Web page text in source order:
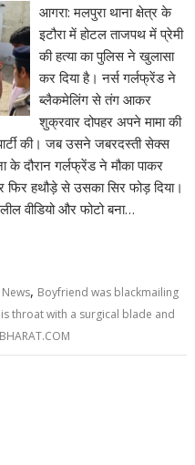
आगरा: मलपुरा थाना क्षेत्र के
इटौरा में होटल ताजपथ में प्रेमी
की हत्या का पुलिस ने खुलासा
कर दिया है। नर्स गर्लफ्रेंड ने
ब्लैकमेलिंग से तंग आकर
शुक्रवार दोपहर अपने मामा की
की। जब उसने जबरदस्ती सेक्स
के दौरान गर्लफ्रेंड ने मौका पाकर
हथौड़े से उसका सिर फोड़ दिया।
वीडियो और फोटो बना…
, Boyfriend was blackmailing
throat with a surgical blade and